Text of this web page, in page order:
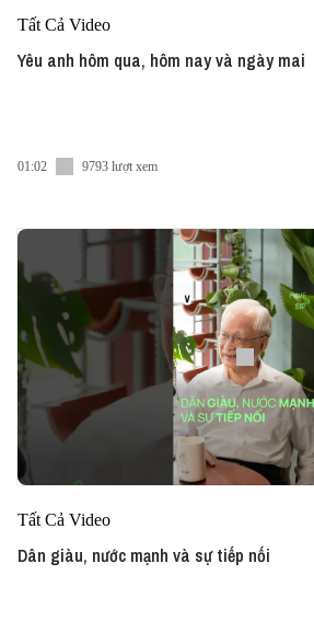
Tất Cả Video
Yêu anh hôm qua, hôm nay và ngày mai
01:02 9793 lượt xem
Tất Cả Video
Dân giàu, nước mạnh và sự tiếp nối